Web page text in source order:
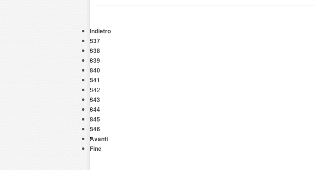
Indietro
337
338
339
340
341
342
343
344
345
346
Avanti
Fine